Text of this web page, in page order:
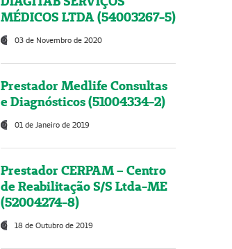
MÉDICOS LTDA (54003267-5)
03 de Novembro de 2020
Prestador Medlife Consultas
e Diagnósticos (51004334-2)
01 de Janeiro de 2019
Prestador CERPAM – Centro
de Reabilitação S/S Ltda-ME
(52004274-8)
18 de Outubro de 2019